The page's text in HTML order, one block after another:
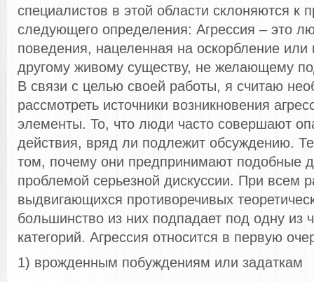
специалистов в этой области склоняются к
следующего определения: Агрессия – это
поведения, нацеленная на оскорбление или
другому живому существу, не желающему
В связи с целью своей работы, я считаю
рассмотреть источники возникновения
элементы. То, что люди часто совершают
действия, вряд ли подлежит обсуждению.
том, почему они предпринимают подобные
проблемой серьезной дискуссии. При всем
выдвигающихся противоречивых
большинство из них подпадает под одну из
категорий. Агрессия относится в первую
1) врожденным побуждениям или задаткам